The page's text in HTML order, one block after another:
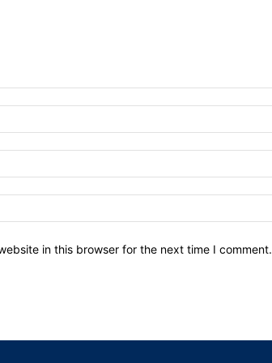
in this browser for the next time I comment.